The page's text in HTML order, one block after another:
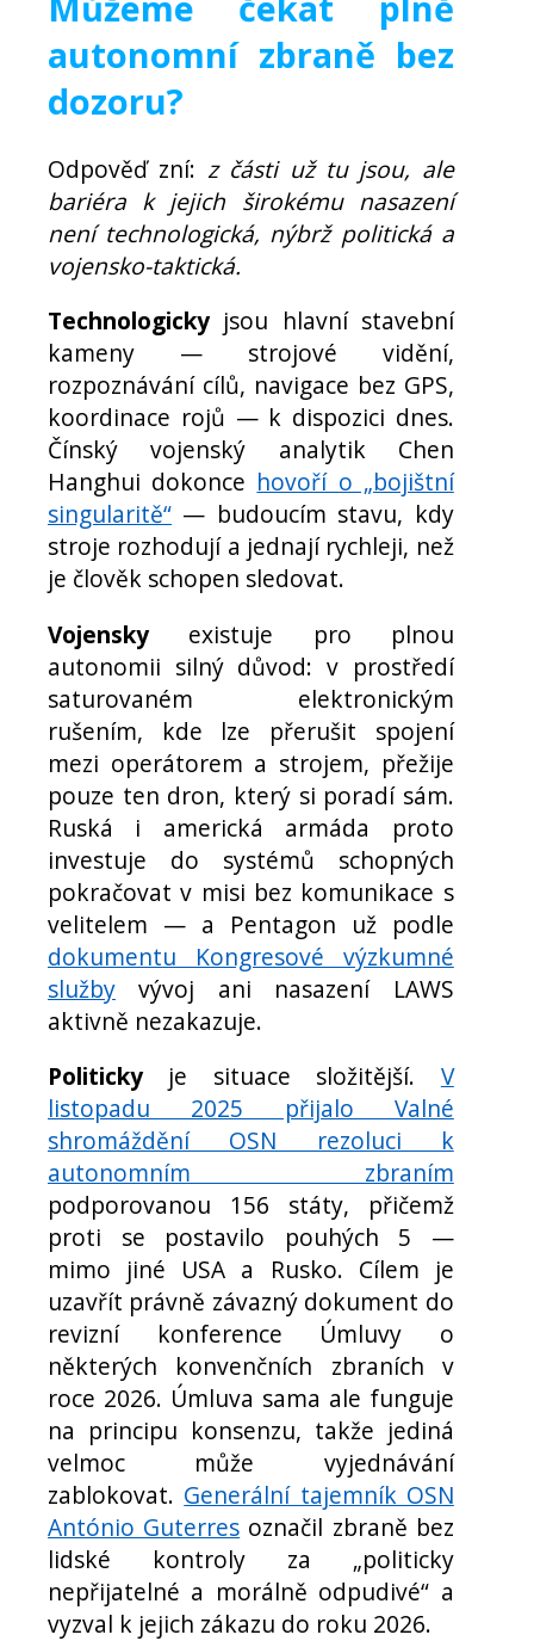
autonomní zbraně bez
dozoru?
Odpověď zní: z části už tu jsou, ale
bariéra k jejich širokému nasazení
není technologická, nýbrž politická a
vojensko-taktická.
Technologickyjsou hlavní stavební
kameny — strojové vidění,
rozpoznávání cílů, navigace bez GPS,
koordinace rojů — k dispozici dnes.
Čínský vojenský analytik Chen
Hanghui dokonce hovoří o „bojištní
singularitě“ — budoucím stavu, kdy
stroje rozhodují a jednají rychleji, než
je člověk schopen sledovat.
Vojenskyexistuje pro plnou
autonomii silný důvod: v prostředí
saturovaném elektronickým
rušením, kde lze přerušit spojení
mezi operátorem a strojem, přežije
pouze ten dron, který si poradí sám.
Ruská i americká armáda proto
investuje do systémů schopných
pokračovat v misi bez komunikace s
velitelem — a Pentagon už podle
dokumentu Kongresové výzkumné
služby vývoj ani nasazení LAWS
aktivně nezakazuje.
Politickyje situace složitější. V
listopadu 2025 přijalo Valné
shromáždění OSN rezoluci k
autonomním zbraním
podporovanou 156 státy, přičemž
proti se postavilo pouhých 5 —
mimo jiné USA a Rusko. Cílem je
uzavřít právně závazný dokument do
revizní konference Úmluvy o
některých konvenčních zbraních v
roce 2026. Úmluva sama ale funguje
na principu konsenzu, takže jediná
velmoc může vyjednávání
zablokovat. Generální tajemník OSN
António Guterres označil zbraně bez
lidské kontroly za „politicky
nepřijatelné a morálně odpudivé“ a
vyzval k jejich zákazu do roku 2026.